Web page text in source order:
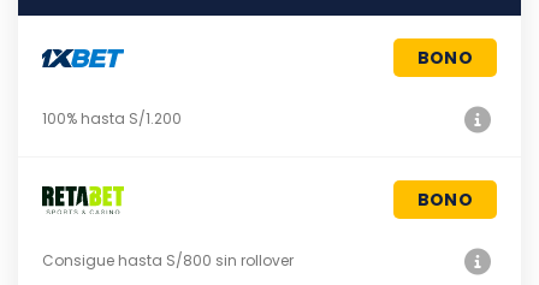
BONO
100% hasta S/1.200
BONO
Consigue hasta S/800 sin rollover